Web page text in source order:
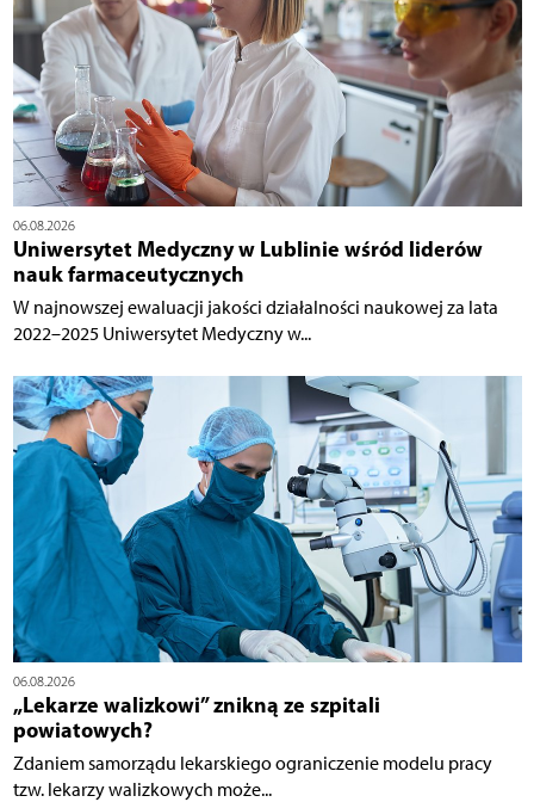
06.08.2026
Uniwersytet Medyczny w Lublinie wśród liderów
nauk farmaceutycznych
W najnowszej ewaluacji jakości działalności naukowej za lata
2022–2025 Uniwersytet Medyczny w...
06.08.2026
„Lekarze walizkowi” znikną ze szpitali
powiatowych?
Zdaniem samorządu lekarskiego ograniczenie modelu pracy
tzw. lekarzy walizkowych może...